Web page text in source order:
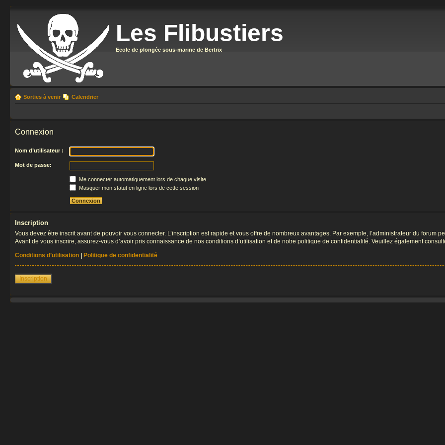
Les Flibustiers
Ecole de plongée sous-marine de Bertrix
Sorties à venir Calendrier
Connexion
Nom d’utilisateur :
Mot de passe:
Me connecter automatiquement lors de chaque visite
Masquer mon statut en ligne lors de cette session
Inscription
Vous devez être inscrit avant de pouvoir vous connecter. L’inscription est rapide et vous offre de nombreux avantages. Par exemple, l’administrateur du forum
Avant de vous inscrire, assurez-vous d’avoir pris connaissance de nos conditions d’utilisation et de notre politique de confidentialité. Veuillez également
Conditions d’utilisation
Politique de confidentialité
Inscription